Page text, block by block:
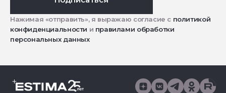
Нажимая «отправить», я выражаю согласие с политикой
конфиденциальности и правилами обработки
персональных данных